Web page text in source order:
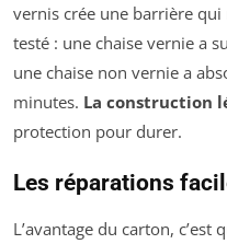
vernis crée une barrière qui
testé : une chaise vernie a
une chaise non vernie a
minutes. La construction
protection pour durer.
Les réparations
L’avantage du carton,